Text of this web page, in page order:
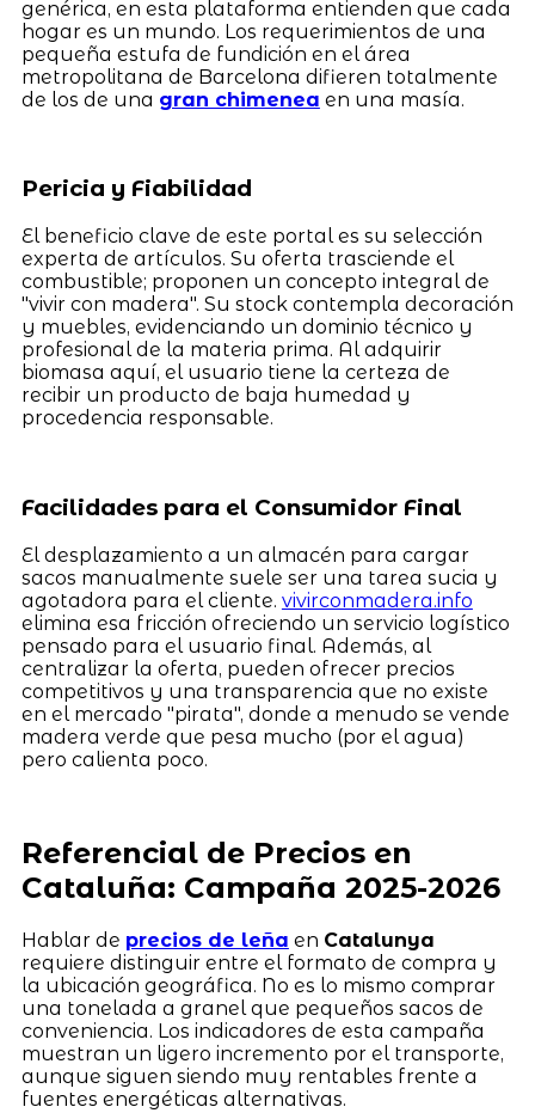
genérica, en esta plataforma entienden que cada
hogar es un mundo. Los requerimientos de una
pequeña estufa de fundición en el área
metropolitana de Barcelona difieren totalmente
de los de una gran chimenea en una masía.
Pericia y Fiabilidad
El beneficio clave de este portal es su selección
experta de artículos. Su oferta trasciende el
combustible; proponen un concepto integral de
"vivir con madera". Su stock contempla decoración
y muebles, evidenciando un dominio técnico y
profesional de la materia prima. Al adquirir
biomasa aquí, el usuario tiene la certeza de
recibir un producto de baja humedad y
procedencia responsable.
Facilidades para el Consumidor Final
El desplazamiento a un almacén para cargar
sacos manualmente suele ser una tarea sucia y
agotadora para el cliente. vivirconmadera.info
elimina esa fricción ofreciendo un servicio logístico
pensado para el usuario final. Además, al
centralizar la oferta, pueden ofrecer precios
competitivos y una transparencia que no existe
en el mercado "pirata", donde a menudo se vende
madera verde que pesa mucho (por el agua)
pero calienta poco.
Referencial de Precios en
Cataluña: Campaña 2025-2026
Hablar de precios de leña en Catalunya
requiere distinguir entre el formato de compra y
la ubicación geográfica. No es lo mismo comprar
una tonelada a granel que pequeños sacos de
conveniencia. Los indicadores de esta campaña
muestran un ligero incremento por el transporte,
aunque siguen siendo muy rentables frente a
fuentes energéticas alternativas.